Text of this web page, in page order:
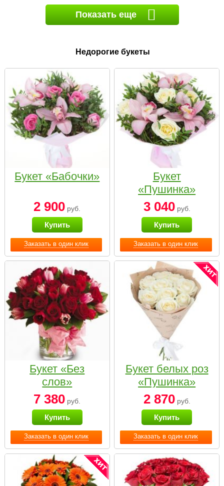
Показать еще
Недорогие букеты
Заказать в один клик
Букет «Бабочки»
2 900 руб.
Купить
Заказать в один клик
Букет
«Пушинка»
3 040руб.
Купить
Заказать в один клик
Букет «Без
слов»
7 380 руб.
Купить
Заказать в один клик
Букет белых роз
«Пушинка»
2 870руб.
Купить